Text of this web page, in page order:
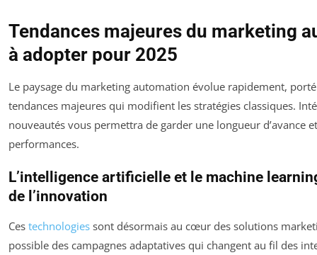
Tendances majeures du marketing
à adopter pour 2025
Le paysage du marketing automation évolue rapidement,
tendances majeures qui modifient les stratégies classiques.
nouveautés vous permettra de garder une longueur d’avance
performances.
L’intelligence artificielle et le machine
de l’innovation
Ces technologies sont désormais au cœur des solutions
possible des campagnes adaptatives qui changent au fil des